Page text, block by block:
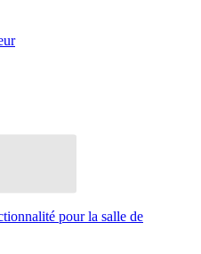
pour la salle de